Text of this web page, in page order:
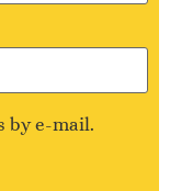
by e-mail.